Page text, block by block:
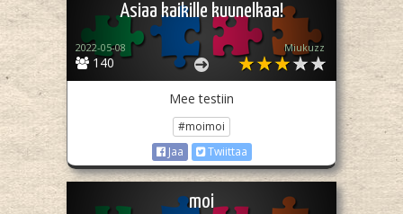
Asiaa kaikille kuunelkaa!
140
2022-05-08 Miukuzz
Mee testiin
#moimoi
Jaa
Twiittaa
moi